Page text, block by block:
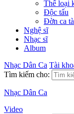
Thể loại
Độc tấu
Đờn ca
Nghệ sĩ
Nhạc sĩ
Album
Nhạc Dân Ca Tài
Tìm kiếm cho:
Nhạc Dân Ca
Video